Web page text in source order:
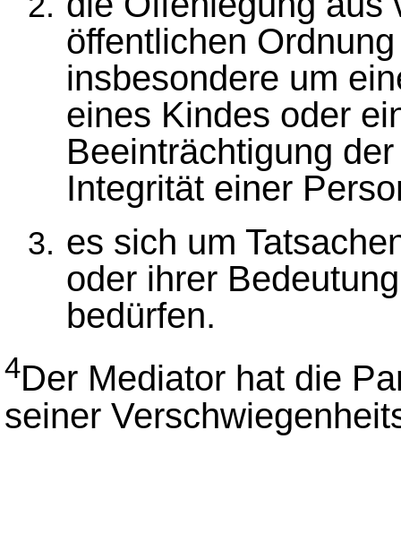
öffentlichen
insbesondere um
eines Kindes oder
Beeinträchtigung
Integrität einer
es sich um
oder ihrer
bedürfen.
4Der Mediator hat die
seiner